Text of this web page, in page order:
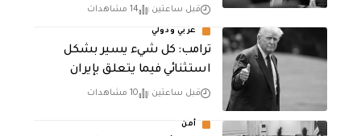
قبل ساعتين 14 مشاهدات
عربي ودولي
ترامب: كل شيء يسير بشكل
استثنائي فيما يتعلق بإيران
قبل ساعتين 10 مشاهدات
أمن